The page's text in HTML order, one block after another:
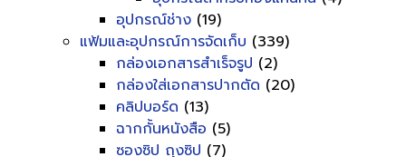
อุปกรณ์ช่าง (19)
แฟ้มและอุปกรณ์การจัดเก็บ (339)
กล่องเอกสารสำเร็จรูป (2)
กล่องใส่เอกสารปากตัด (20)
คลิปบอร์ด (13)
ฉากกั้นหนังสือ (5)
ซองซิป ถุงซิป (7)